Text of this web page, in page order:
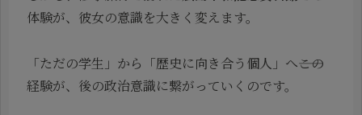
体験が、彼女の意識を大きく変えます。
「ただの学生」から「歴史に向き合う個人」へ――この
経験が、後の政治意識に繋がっていくのです。